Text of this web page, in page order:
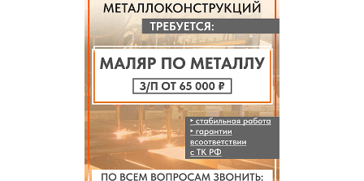
проверки, а не от даты мая 2027 года.